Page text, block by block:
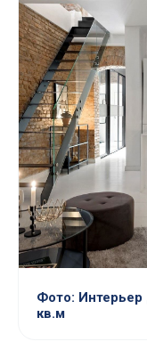
Фото: Интерьер
кв.м